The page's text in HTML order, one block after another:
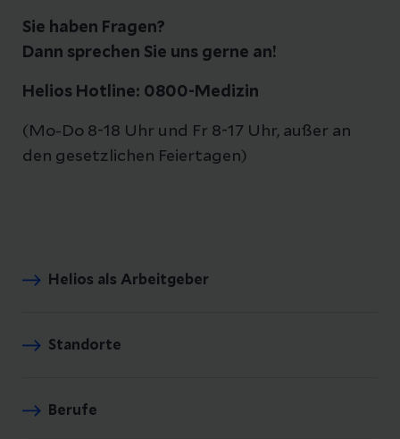
Sie haben Fragen?
Dann sprechen Sie uns gerne an!
Helios Hotline: 0800-Medizin
(Mo-Do 8-18 Uhr und Fr 8-17 Uhr, außer an
den gesetzlichen Feiertagen)
Helios als Arbeitgeber
Standorte
Berufe